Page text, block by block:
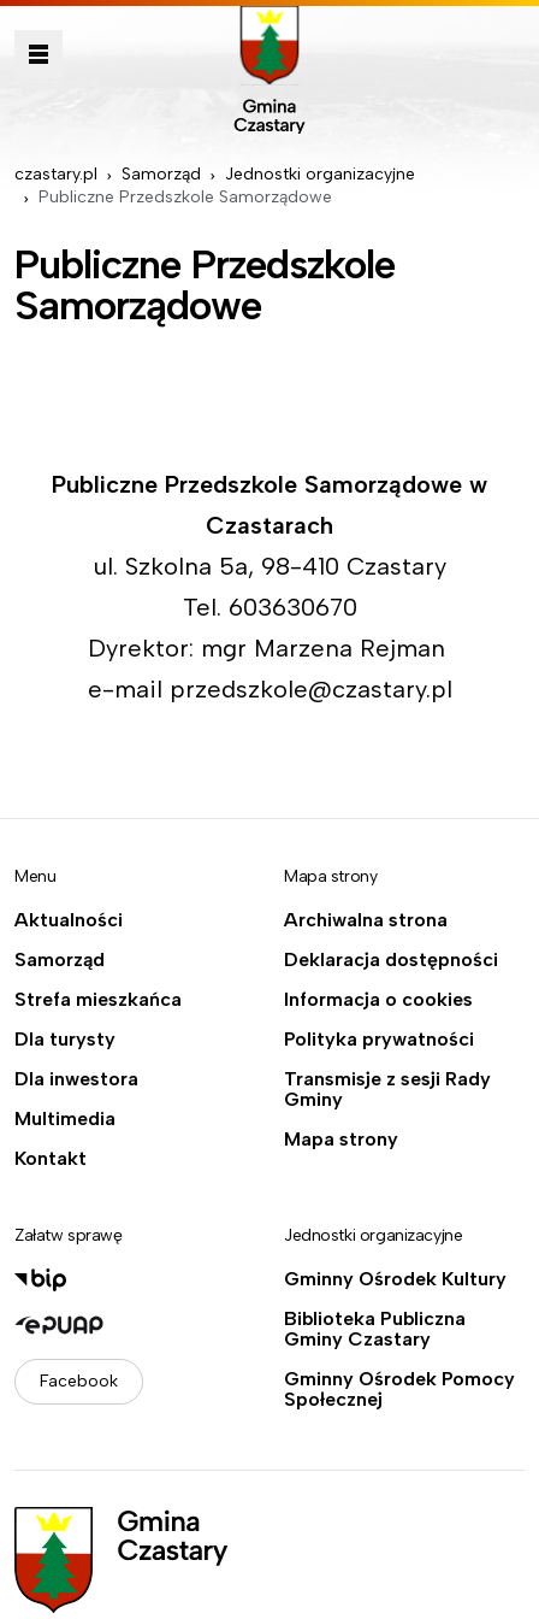
czastary.pl Samorząd
Jednostki organizacyjne
Publiczne Przedszkole Samorządowe
Publiczne Przedszkole
Samorządowe
Publiczne Przedszkole Samorządowe w
Czastarach
ul. Szkolna 5a, 98-410 Czastary
Tel. 603630670
Dyrektor: mgr Marzena Rejman
e-mail przedszkole@czastary.pl
Menu
Aktualności
Samorząd
Strefa mieszkańca
Dla turysty
Dla inwestora
Multimedia
Kontakt
Mapa strony
Archiwalna strona
Deklaracja dostępności
Informacja o cookies
Polityka prywatności
Transmisje z sesji Rady
Gminy
Mapa strony
Załatw sprawę
Facebook
Jednostki organizacyjne
Gminny Ośrodek Kultury
Biblioteka Publiczna
Gminy Czastary
Gminny Ośrodek Pomocy
Społecznej